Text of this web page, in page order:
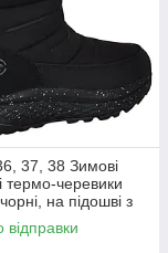
37, 38 Зимові
термо-черевики
на підошві з
та зручні
відправки